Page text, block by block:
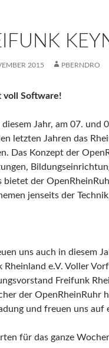
2015 PBERNDRO
voll Software!
Jahr, am 07. und
letzten Jahren das
Das Konzept der
bietet der
jenseits der
uns auch in diesem
Rheinland e.V. Voller
Freifunk
der OpenRheinRuhr
und freuen uns auf
für das ganze